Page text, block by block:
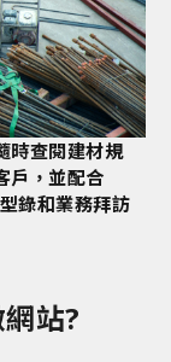
時查閱建材規
戶，並配合
錄和業務拜訪
站?